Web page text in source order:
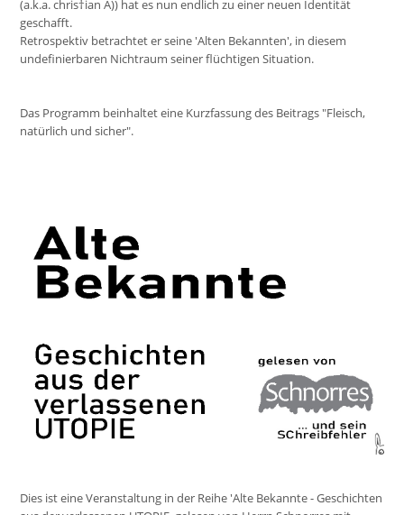
(a.k.a. chris†ian A)) hat es nun endlich zu einer neuen Identität
geschafft.
Retrospektiv betrachtet er seine 'Alten Bekannten', in diesem
undefinierbaren Nichtraum seiner flüchtigen Situation.
Das Programm beinhaltet eine Kurzfassung des Beitrags "Fleisch,
natürlich und sicher".
Dies ist eine Veranstaltung in der Reihe 'Alte Bekannte - Geschichten